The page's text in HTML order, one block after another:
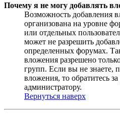
Почему я не могу добавлять
Возможность добавления
организована на уровне
или отдельных
может не разрешить
определенных форумах.
вложения разрешено
групп. Если вы не знаете,
вложения, то обратитесь
администратору.
Вернуться наверх